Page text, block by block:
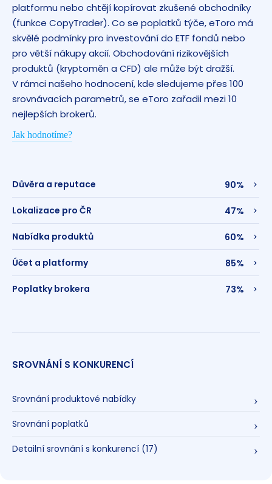
platformu nebo chtějí kopírovat zkušené obchodníky
(funkce CopyTrader). Co se poplatků týče, eToro má
skvělé podmínky pro investování do ETF fondů nebo
pro větší nákupy akcií. Obchodování rizikovějších
produktů (kryptoměn a CFD) ale může být dražší.
V rámci našeho hodnocení, kde sledujeme přes 100
srovnávacích parametrů, se eToro zařadil mezi 10
nejlepších brokerů.
Jak hodnotíme?
Důvěra a reputace 90%
Lokalizace pro ČR 47%
Nabídka produktů 60%
Účet a platformy 85%
Poplatky brokera 73%
SROVNÁNÍ S KONKURENCÍ
Srovnání produktové nabídky
Srovnání poplatků
Detailní srovnání s konkurencí (17)